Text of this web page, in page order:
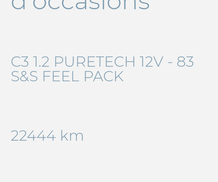
C3 1.2 PURETECH 12V - 83
S&S FEEL PACK
22444 km